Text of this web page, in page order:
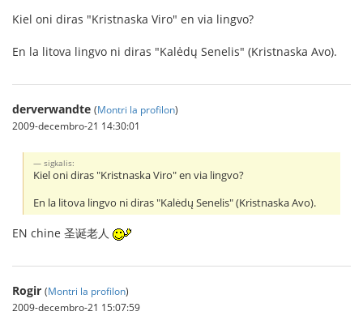
Kiel oni diras "Kristnaska Viro" en via lingvo?
En la litova lingvo ni diras "Kalėdų Senelis" (Kristnaska Avo).
derverwandte (Montri la profilon)
2009-decembro-21 14:30:01
sigkalis:
Kiel oni diras "Kristnaska Viro" en via lingvo?
En la litova lingvo ni diras "Kalėdų Senelis" (Kristnaska Avo).
EN chine 圣诞老人
Rogir (Montri la profilon)
2009-decembro-21 15:07:59